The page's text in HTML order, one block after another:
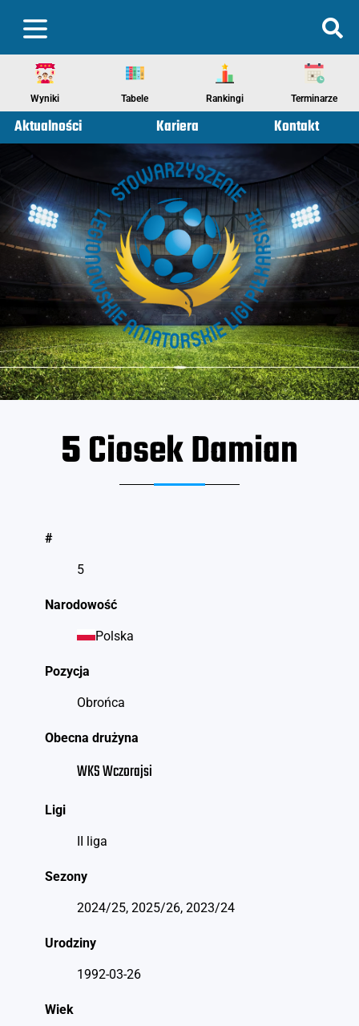
Wyniki Tabele Rankingi Terminarze
Aktualności Kariera Kontakt
5Ciosek Damian
#
5
Narodowość
Polska
Pozycja
Obrońca
Obecna drużyna
WKS Wczorajsi
Ligi
II liga
Sezony
2024/25, 2025/26, 2023/24
Urodziny
1992-03-26
Wiek